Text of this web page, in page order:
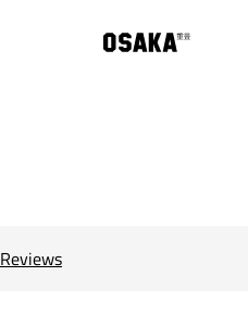
Reviews